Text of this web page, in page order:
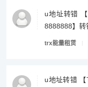
u地址转错
8888888】转
trx能量租赁
u地址转错 【